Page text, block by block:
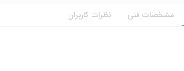
مشخصات فنی نظرات کاربران